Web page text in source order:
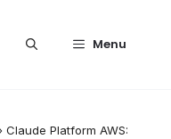
Menu
Claude Platform AWS: